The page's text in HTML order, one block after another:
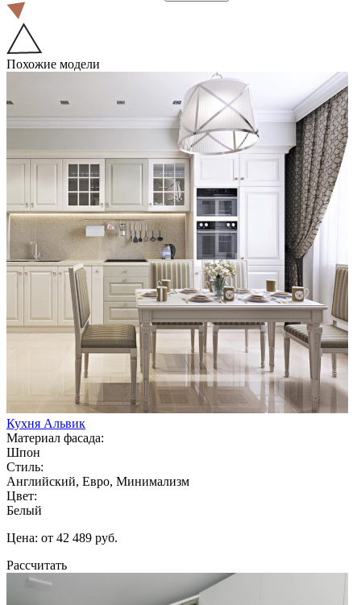
Похожие модели
Кухня Альвик
Материал фасада:
Шпон
Стиль:
Английский, Евро, Минимализм
Цвет:
Белый
Цена: от 42 489 руб.
Рассчитать